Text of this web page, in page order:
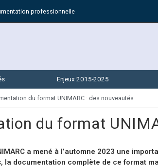
professionnelle
Enjeux 2015-2025
du format UNIMARC : des nouveautés
du format
a mené à l’automne 2023 une
la documentation complète de ce format